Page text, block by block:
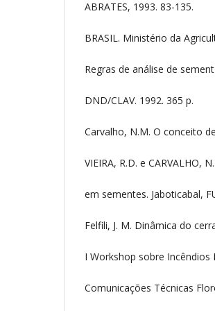
ABRATES, 1993. 83-135.
BRASIL. Ministério da
Regras de análise de
DND/CLAV. 1992. 365 p.
Carvalho, N.M. O conceito
VIEIRA, R.D. e CARVALHO,
em sementes. Jaboticabal,
Felfili, J. M. Dinâmica do
I Workshop sobre Incêndios
Comunicações Técnicas